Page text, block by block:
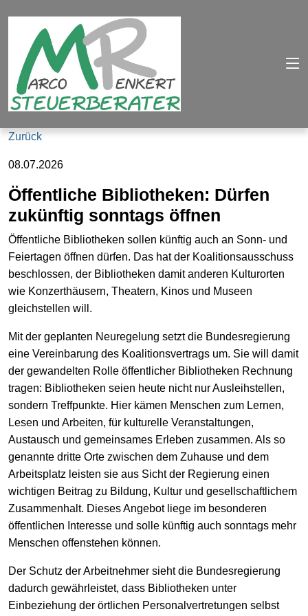
Zurück
08.07.2026
Öffentliche Bibliotheken: Dürfen
zukünftig sonntags öffnen
Öffentliche Bibliotheken sollen künftig auch an Sonn- und
Feiertagen öffnen dürfen. Das hat der Koalitionsausschuss
beschlossen, der Bibliotheken damit anderen Kulturorten
wie Konzerthäusern, Theatern, Kinos und Museen
gleichstellen will.
Mit der geplanten Neuregelung setzt die Bundesregierung
eine Vereinbarung des Koalitionsvertrags um. Sie will damit
der gewandelten Rolle öffentlicher Bibliotheken Rechnung
tragen: Bibliotheken seien heute nicht nur Ausleihstellen,
sondern Treffpunkte. Hier kämen Menschen zum Lernen,
Lesen und Arbeiten, für kulturelle Veranstaltungen,
Austausch und gemeinsames Erleben zusammen. Als so
genannte dritte Orte zwischen dem Zuhause und dem
Arbeitsplatz leisten sie aus Sicht der Regierung einen
wichtigen Beitrag zu Bildung, Kultur und gesellschaftlichem
Zusammenhalt. Dieses Angebot liege im besonderen
öffentlichen Interesse und solle künftig auch sonntags mehr
Menschen offenstehen können.
Der Schutz der Arbeitnehmer sieht die Bundesregierung
dadurch gewährleistet, dass Bibliotheken unter
Einbeziehung der örtlichen Personalvertretungen selbst